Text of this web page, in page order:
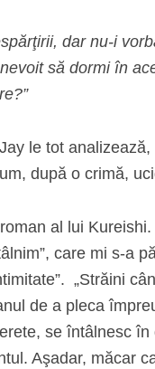
dar nu-i
să dormi în
le tot
după o crimă,
al lui
care mi s-a
„Străini
de a pleca
se întâlnesc în
Aşadar, măcar